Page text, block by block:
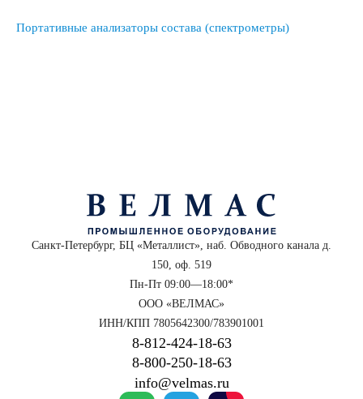
Портативные анализаторы состава (спектрометры)
Санкт-Петербург, БЦ «Металлист», наб. Обводного канала д.
150, оф. 519
Пн-Пт 09:00—18:00*
ООО «ВЕЛМАС»
ИНН/КПП 7805642300/783901001
8‑812‑424‑18‑63
8‑800‑250‑18‑63
info@velmas.ru